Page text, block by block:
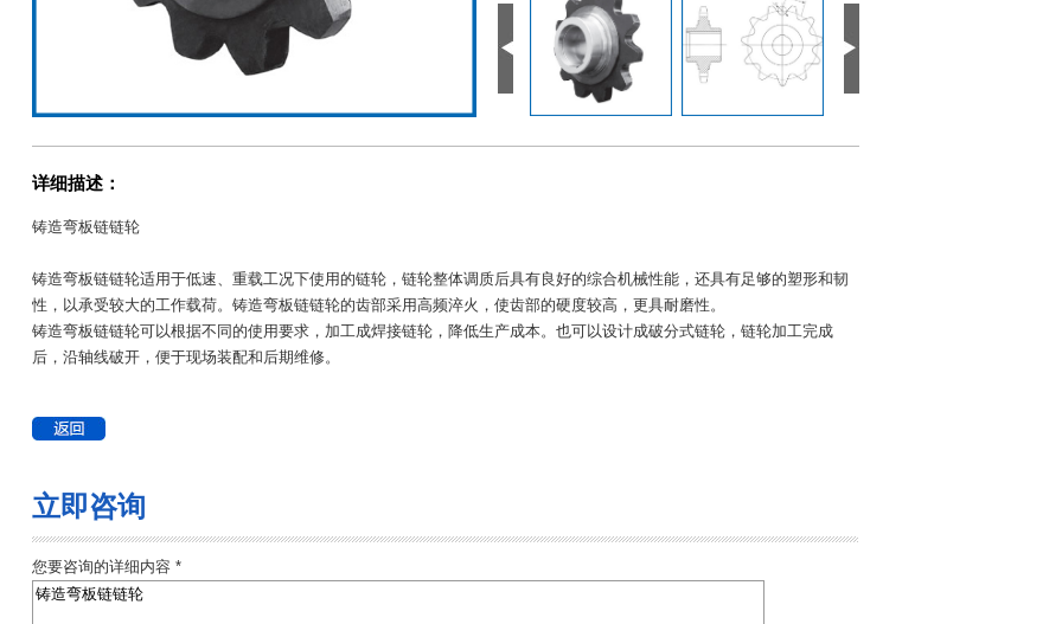
详细描述：
铸造弯板链链轮
铸造弯板链链轮适用于低速、重载工况下使用的链轮，链轮整体调质后具有良好的综合机械性能，还具有足够的塑形和韧
性，以承受较大的工作载荷。铸造弯板链链轮的齿部采用高频淬火，使齿部的硬度较高，更具耐磨性。
铸造弯板链链轮可以根据不同的使用要求，加工成焊接链轮，降低生产成本。也可以设计成破分式链轮，链轮加工完成
后，沿轴线破开，便于现场装配和后期维修。
立即咨询
您要咨询的详细内容 *